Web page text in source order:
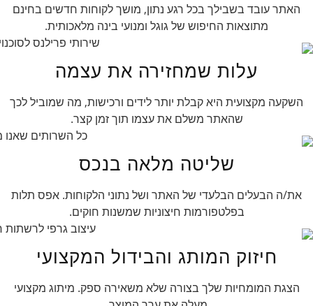
האתר עובד בשבילך בכל רגע נתון, מושך לקוחות חדשים בחינם
מתוצאות החיפוש של גוגל ומנועי בינה מלאכותית.
עלות שמחזירה את עצמה
השקעה מקצועית היא קבלת יותר לידים ורכישות, מה שמוביל לכך
שהאתר משלם את עצמו תוך זמן קצר.
שליטה מלאה בנכס
את/ה הבעלים הבלעדי של האתר ושל נתוני הלקוחות. אפס תלות
בפלטפורמות חיצוניות שמשנות חוקים.
חיזוק המותג והבידול המקצועי
הצגת המומחיות שלך בצורה שלא משאירה ספק. מיתוג מקצועי